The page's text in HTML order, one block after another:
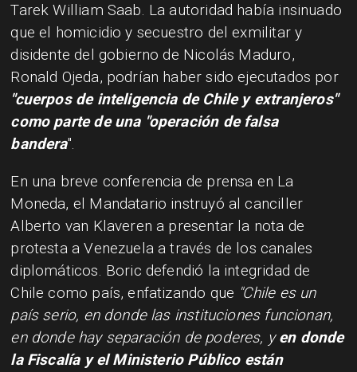
Tarek William Saab. La autoridad había insinuado
que el homicidio y secuestro del exmilitar y
disidente del gobierno de Nicolás Maduro,
Ronald Ojeda, podrían haber sido ejecutados por
"cuerpos de inteligencia de Chile y extranjeros"
como parte de una "operación de falsa
bandera".
En una breve conferencia de prensa en La
Moneda, el Mandatario instruyó al canciller
Alberto van Klaveren a presentar la nota de
protesta a Venezuela a través de los canales
diplomáticos. Boric defendió la integridad de
Chile como país, enfatizando que "Chile es un
país serio, en donde las instituciones funcionan,
en donde hay separación de poderes, yen donde
la Fiscalía y el Ministerio Público están